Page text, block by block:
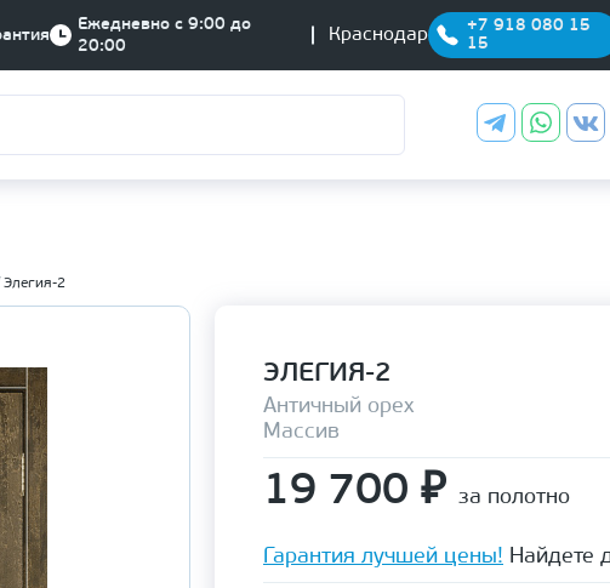
Ежедневно с 9:00 до
20:00
Краснодар
+7 918 080 15
15
Элегия-2
ЭЛЕГИЯ-2
Античный орех
Массив
19 700 ₽ за полотно
Гарантия лучшей цены! Найдете